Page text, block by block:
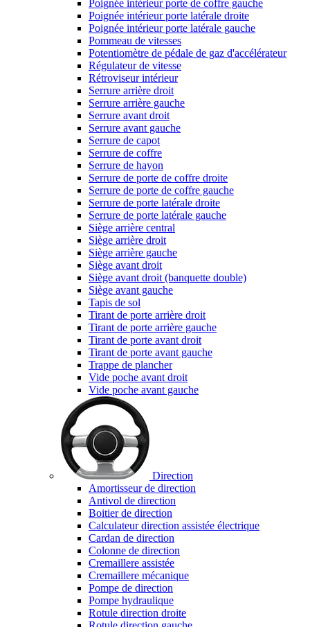
Poignée intérieur porte de coffre gauche
Poignée intérieur porte latérale droite
Poignée intérieur porte latérale gauche
Pommeau de vitesses
Potentiomètre de pédale de gaz d'accélérateur
Régulateur de vitesse
Rétroviseur intérieur
Serrure arrière droit
Serrure arrière gauche
Serrure avant droit
Serrure avant gauche
Serrure de capot
Serrure de coffre
Serrure de hayon
Serrure de porte de coffre droite
Serrure de porte de coffre gauche
Serrure de porte latérale droite
Serrure de porte latérale gauche
Siège arrière central
Siège arrière droit
Siège arrière gauche
Siège avant droit
Siège avant droit (banquette double)
Siège avant gauche
Tapis de sol
Tirant de porte arrière droit
Tirant de porte arrière gauche
Tirant de porte avant droit
Tirant de porte avant gauche
Trappe de plancher
Vide poche avant droit
Vide poche avant gauche
Direction
Amortisseur de direction
Antivol de direction
Boitier de direction
Calculateur direction assistée électrique
Cardan de direction
Colonne de direction
Cremaillere assistée
Cremaillere mécanique
Pompe de direction
Pompe hydraulique
Rotule direction droite